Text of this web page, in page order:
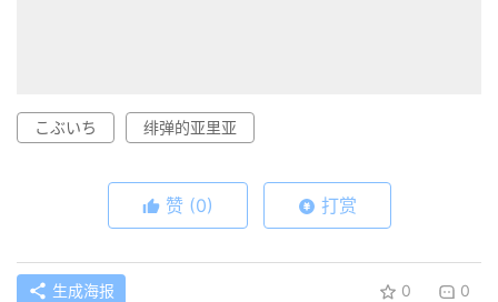
こぶいち 绯弹的亚里亚
赞 (0) 打赏
生成海报 0 0